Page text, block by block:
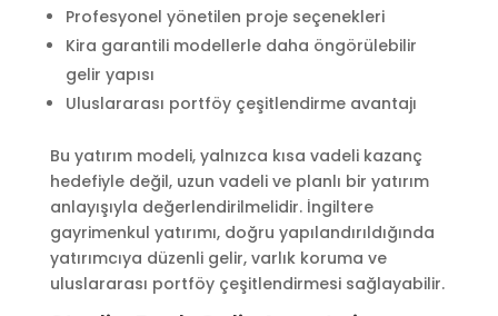
Profesyonel yönetilen proje seçenekleri
Kira garantili modellerle daha öngörülebilir
gelir yapısı
Uluslararası portföy çeşitlendirme avantajı
Bu yatırım modeli, yalnızca kısa vadeli kazanç
hedefiyle değil, uzun vadeli ve planlı bir yatırım
anlayışıyla değerlendirilmelidir. İngiltere
gayrimenkul yatırımı, doğru yapılandırıldığında
yatırımcıya düzenli gelir, varlık koruma ve
uluslararası portföy çeşitlendirmesi sağlayabilir.